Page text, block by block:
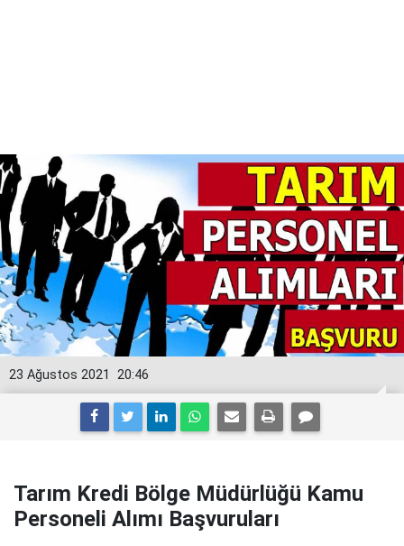
20:46
23 Ağustos 2021
Tarım Kredi Bölge Müdürlüğü Kamu
Personeli Alımı Başvuruları